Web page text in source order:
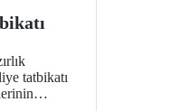
tatbikatı